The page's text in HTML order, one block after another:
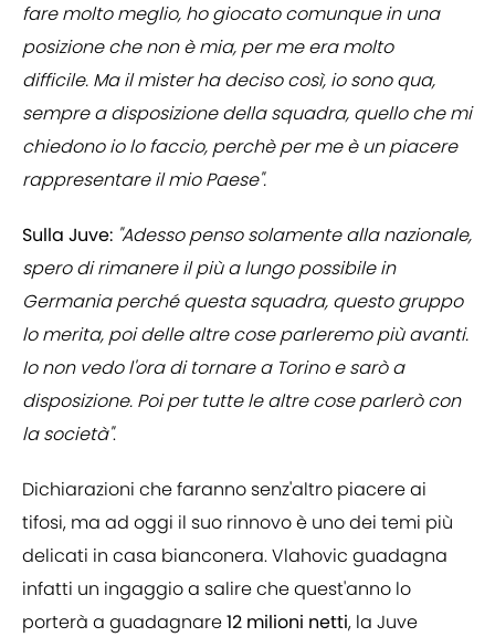
fare molto meglio, ho giocato comunque in una
posizione che non è mia, per me era molto
difficile. Ma il mister ha deciso così, io sono qua,
sempre a disposizione della squadra, quello che mi
chiedono io lo faccio, perchè per me è un piacere
rappresentare il mio Paese".
Sulla Juve: "Adesso penso solamente alla nazionale,
spero di rimanere il più a lungo possibile in
Germania perché questa squadra, questo gruppo
lo merita, poi delle altre cose parleremo più avanti.
Io non vedo l'ora di tornare a Torino e sarò a
disposizione. Poi per tutte le altre cose parlerò con
la società".
Dichiarazioni che faranno senz'altro piacere ai
tifosi, ma ad oggi il suo rinnovo è uno dei temi più
delicati in casa bianconera. Vlahovic guadagna
infatti un ingaggio a salire che quest'anno lo
porterà a guadagnare12 milioni netti, la Juve